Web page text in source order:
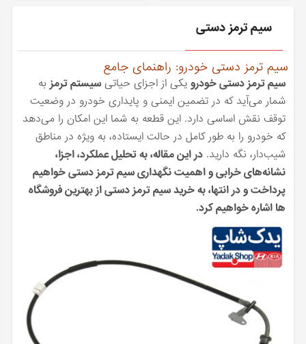
سیم ترمز دستی
سیم ترمز دستی خودرو: راهنمای جامع
سیم ترمز دستی خودرو یکی از اجزای حیاتیسیستم ترمز به
شمار می‌آید که در تضمین ایمنی و پایداری خودرو در وضعیت
توقف نقش اساسی دارد. این قطعه به شما این امکان را می‌دهد
که خودرو را به طور کامل در حالت ایستاده، به ویژه در مناطق
شیب‌دار، نگه دارید.در این مقاله، به تحلیل عملکرد، اجزا،
نشانه‌های خرابی و اهمیت نگهداری سیم ترمز دستی خواهیم
پرداخت و در انتها، به خرید سیم ترمز دستی از بهترین فروشگاه
ها اشاره خواهیم کرد.